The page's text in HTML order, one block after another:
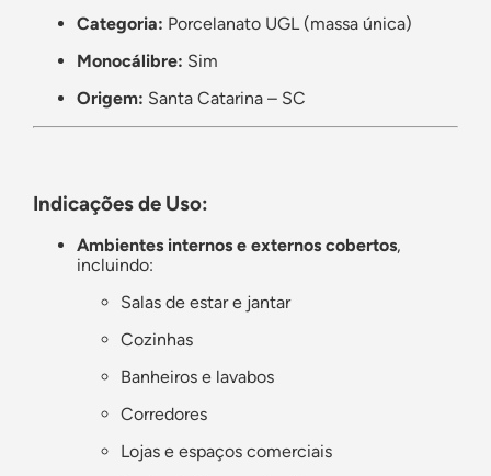
Categoria: Porcelanato UGL (massa única)
Monocálibre: Sim
Origem: Santa Catarina – SC
Indicações de Uso:
Ambientes internos e externos cobertos,
incluindo:
Salas de estar e jantar
Cozinhas
Banheiros e lavabos
Corredores
Lojas e espaços comerciais